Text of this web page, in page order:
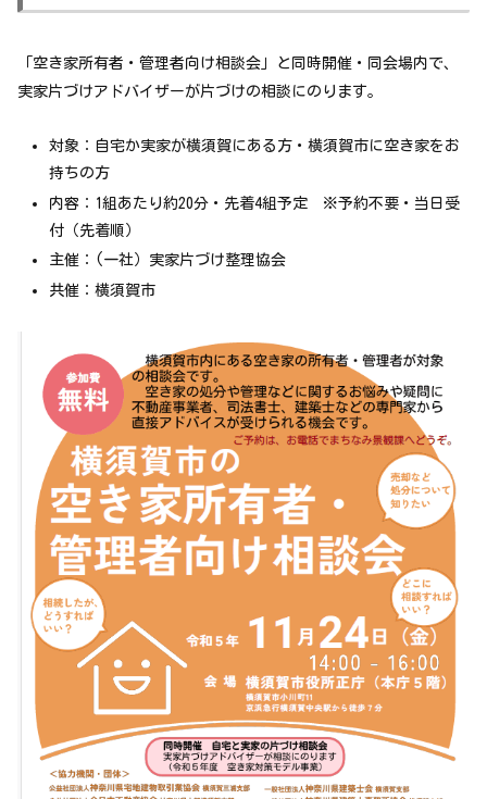
「空き家所有者・管理者向け相談会」と同時開催・同会場内で、
実家片づけアドバイザーが片づけの相談にのります。
対象：自宅か実家が横須賀にある方・横須賀市に空き家をお
持ちの方
内容：1組あたり約20分・先着4組予定 ※予約不要・当日受
付（先着順）
主催：(一社）実家片づけ整理協会
共催：横須賀市